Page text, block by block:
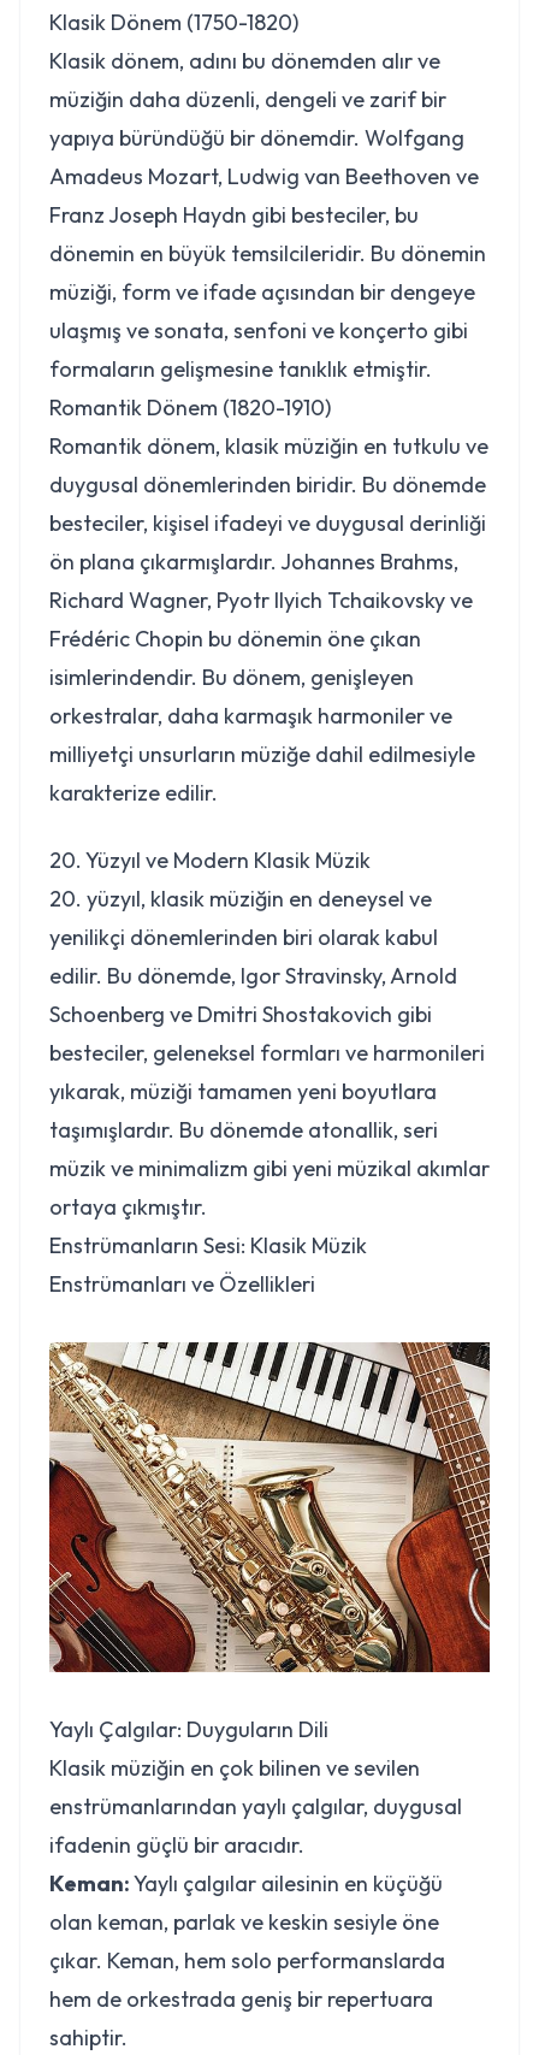
Klasik Dönem (1750-1820)
Klasik dönem, adını bu dönemden alır ve
müziğin daha düzenli, dengeli ve zarif bir
yapıya büründüğü bir dönemdir. Wolfgang
Amadeus Mozart, Ludwig van Beethoven ve
Franz Joseph Haydn gibi besteciler, bu
dönemin en büyük temsilcileridir. Bu dönemin
müziği, form ve ifade açısından bir dengeye
ulaşmış ve sonata, senfoni ve konçerto gibi
formaların gelişmesine tanıklık etmiştir.
Romantik Dönem (1820-1910)
Romantik dönem, klasik müziğin en tutkulu ve
duygusal dönemlerinden biridir. Bu dönemde
besteciler, kişisel ifadeyi ve duygusal derinliği
ön plana çıkarmışlardır. Johannes Brahms,
Richard Wagner, Pyotr Ilyich Tchaikovsky ve
Frédéric Chopin bu dönemin öne çıkan
isimlerindendir. Bu dönem, genişleyen
orkestralar, daha karmaşık harmoniler ve
milliyetçi unsurların müziğe dahil edilmesiyle
karakterize edilir.
20. Yüzyıl ve Modern Klasik Müzik
20. yüzyıl, klasik müziğin en deneysel ve
yenilikçi dönemlerinden biri olarak kabul
edilir. Bu dönemde, Igor Stravinsky, Arnold
Schoenberg ve Dmitri Shostakovich gibi
besteciler, geleneksel formları ve harmonileri
yıkarak, müziği tamamen yeni boyutlara
taşımışlardır. Bu dönemde atonallik, seri
müzik ve minimalizm gibi yeni müzikal akımlar
ortaya çıkmıştır.
Enstrümanların Sesi: Klasik Müzik
Enstrümanları ve Özellikleri
Yaylı Çalgılar: Duyguların Dili
Klasik müziğin en çok bilinen ve sevilen
enstrümanlarından yaylı çalgılar, duygusal
ifadenin güçlü bir aracıdır.
Keman:Yaylı çalgılar ailesinin en küçüğü
olan keman, parlak ve keskin sesiyle öne
çıkar. Keman, hem solo performanslarda
hem de orkestrada geniş bir repertuara
sahiptir.